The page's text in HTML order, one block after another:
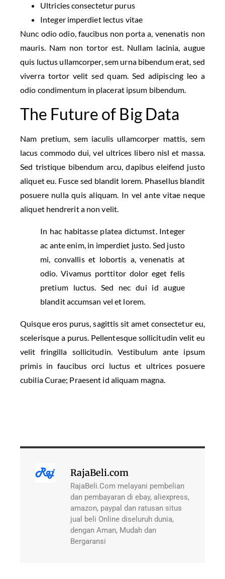
Ultricies consectetur purus
Integer imperdiet lectus vitae
Nunc odio odio, faucibus non porta a, venenatis non
mauris. Nam non tortor est. Nullam lacinia, augue
quis luctus ullamcorper, sem urna bibendum erat, sed
viverra tortor velit sed quam. Sed adipiscing leo a
odio condimentum in placerat ipsum bibendum.
The Future of Big Data
Nam pretium, sem iaculis ullamcorper mattis, sem
lacus commodo dui, vel ultrices libero nisl et massa.
Sed tristique bibendum arcu, dapibus eleifend justo
aliquet eu. Fusce sed blandit lorem. Phasellus blandit
posuere nulla quis aliquam. In vel ante vitae neque
aliquet hendrerit a non velit.
In hac habitasse platea dictumst. Integer
ac ante enim, in imperdiet justo. Sed justo
mi, convallis et lobortis a, venenatis at
odio. Vivamus porttitor dolor eget felis
pretium luctus. Sed nec dui id augue
blandit accumsan vel et lorem.
Quisque eros purus, sagittis sit amet consectetur eu,
scelerisque a purus. Pellentesque sollicitudin velit eu
velit fringilla sollicitudin. Vestibulum ante ipsum
primis in faucibus orci luctus et ultrices posuere
cubilia Curae; Praesent id aliquam magna.
RajaBeli.com
RajaBeli.Com melayani pembelian
dan pembayaran di ebay, aliexpress,
amazon, paypal dan ratusan situs
jual beli Online diseluruh dunia,
dengan Aman, Mudah dan
Bergaransi